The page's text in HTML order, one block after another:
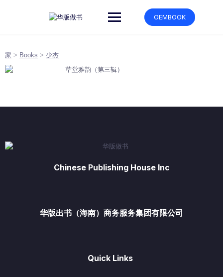
OEMBOOK
家 > Books > 少杰
Chinese Publishing House Inc
华版出书（海南）商务服务集团有限公司
Quick Links